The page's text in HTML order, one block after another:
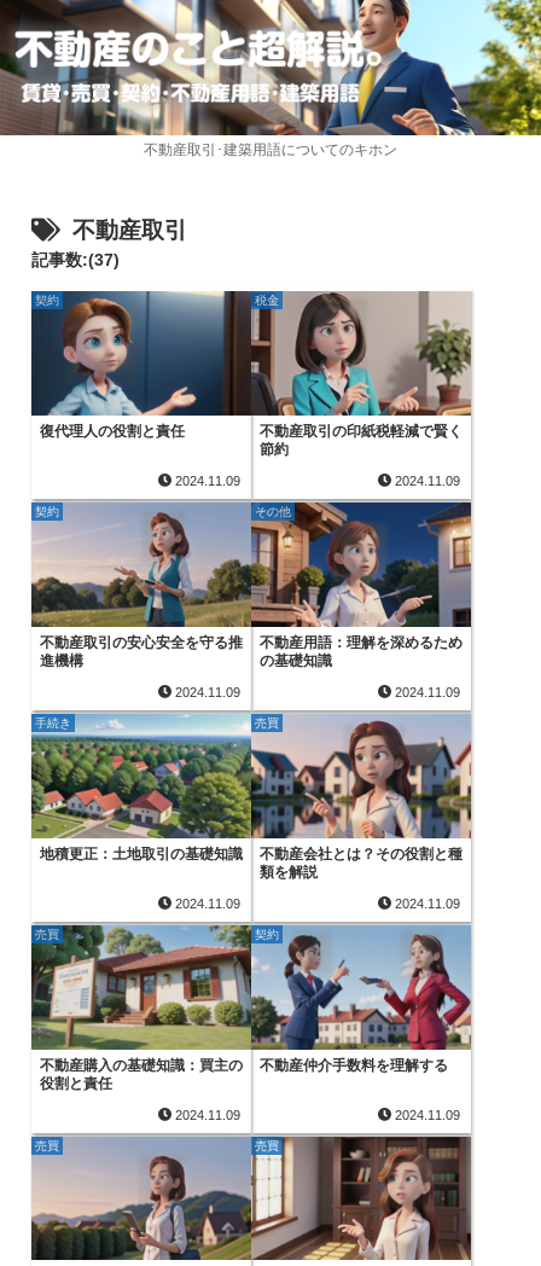
不動産取引･建築用語についてのキホン
不動産取引
記事数:(37)
契約
復代理人の役割と責任
2024.11.09
税金
不動産取引の印紙税軽減で賢く
節約
2024.11.09
契約
不動産取引の安心安全を守る推
進機構
2024.11.09
その他
不動産用語：理解を深めるため
の基礎知識
2024.11.09
手続き
地積更正：土地取引の基礎知識
2024.11.09
売買
不動産会社とは？その役割と種
類を解説
2024.11.09
売買
不動産購入の基礎知識：買主の
役割と責任
2024.11.09
契約
不動産仲介手数料を理解する
2024.11.09
売買 売買